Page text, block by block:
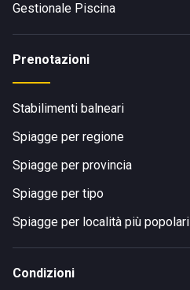
Gestionale Piscina
Prenotazioni
Stabilimenti balneari
Spiagge per regione
Spiagge per provincia
Spiagge per tipo
Spiagge per località più popolari
Condizioni